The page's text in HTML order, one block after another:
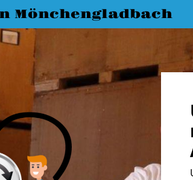
Mönchengladbach